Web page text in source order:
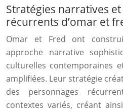
Stratégies narratives
récurrents d’omar et
Omar et Fred ont
approche narrative
culturelles contemporaines
amplifiées. Leur stratégie
des personnages
contextes variés, créant